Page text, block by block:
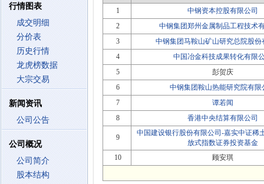
行情图表
成交明细
分价表
历史行情
龙虎榜数据
大宗交易
新闻资讯
公司公告
公司概况
公司简介
股本结构
1
中钢资本控股有限公司
2
中钢集团郑州金属制品工程技术
3
中钢集团马鞍山矿山研究总院股份
4
中国冶金科技成果转化有限
5
彭贺庆
6
中钢集团鞍山热能研究院有限
7
谭若闻
8
香港中央结算有限公司
9
中国建设银行股份有限公司-嘉实中证稀
放式指数证券投资基金
10
顾安琪